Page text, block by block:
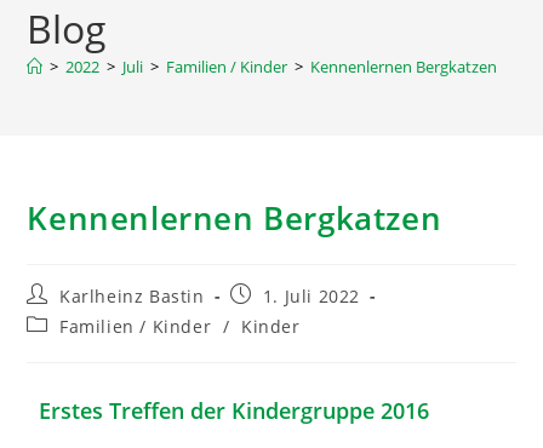
Blog
> 2022 > Juli > Familien / Kinder > Kennenlernen Bergkatzen
Kennenlernen Bergkatzen
Karlheinz Bastin
1. Juli 2022
Familien / Kinder / Kinder
Erstes Treffen der Kindergruppe 2016